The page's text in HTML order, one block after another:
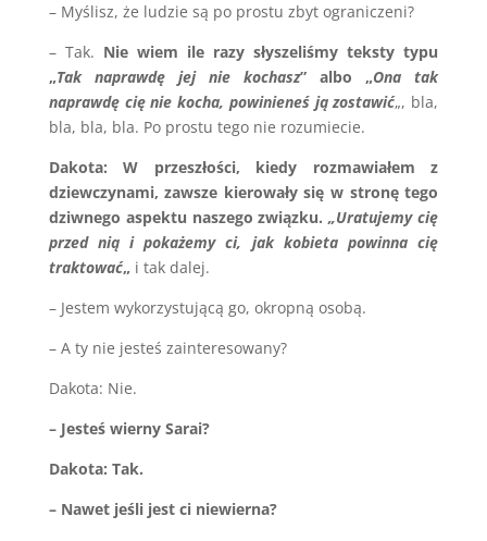
– Myślisz, że ludzie są po prostu zbyt ograniczeni?
– Tak. Nie wiem ile razy słyszeliśmy teksty typu
„Tak naprawdę jej nie kochasz” albo „Ona tak
naprawdę cię nie kocha, powinieneś ją zostawić„, bla,
bla, bla, bla. Po prostu tego nie rozumiecie.
Dakota: W przeszłości, kiedy rozmawiałem z
dziewczynami, zawsze kierowały się w stronę tego
dziwnego aspektu naszego związku.„Uratujemy cię
przed nią i pokażemy ci, jak kobieta powinna cię
traktować„i tak dalej.
– Jestem wykorzystującą go, okropną osobą.
– A ty nie jesteś zainteresowany?
Dakota: Nie.
– Jesteś wierny Sarai?
Dakota: Tak.
– Nawet jeśli jest ci niewierna?